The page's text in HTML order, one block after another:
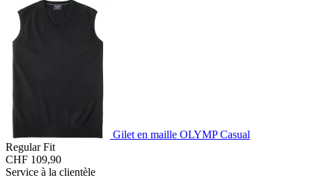
Gilet en maille OLYMP Casual
Regular Fit
CHF 109,90
Service à la clientèle